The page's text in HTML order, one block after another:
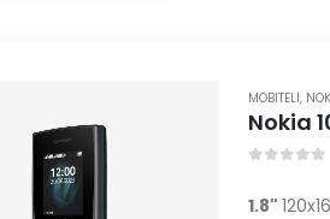
MOBITELI,
Nokia
1.8"